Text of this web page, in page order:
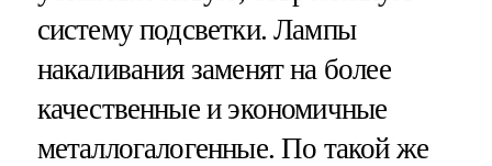
систему подсветки. Лампы
накаливания заменят на более
качественные и экономичные
металлогалогенные. По такой же